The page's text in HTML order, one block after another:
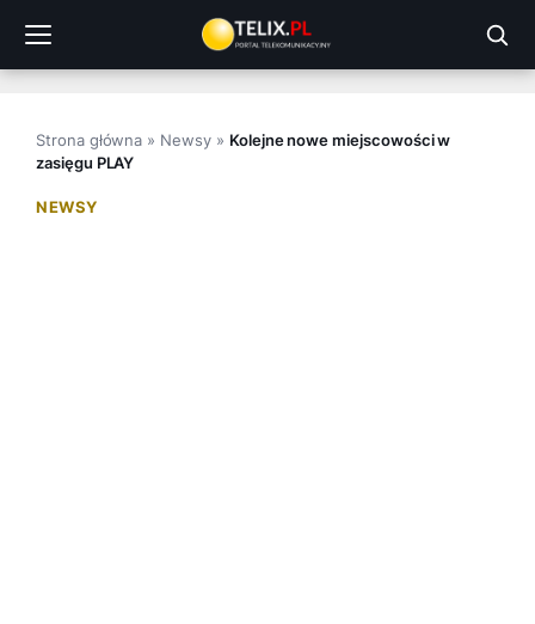
treści
Strona główna » Newsy» Kolejne nowe miejscowości w
zasięgu PLAY
NEWSY